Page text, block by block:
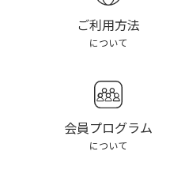
ご利用方法
について
会員プログラム
について